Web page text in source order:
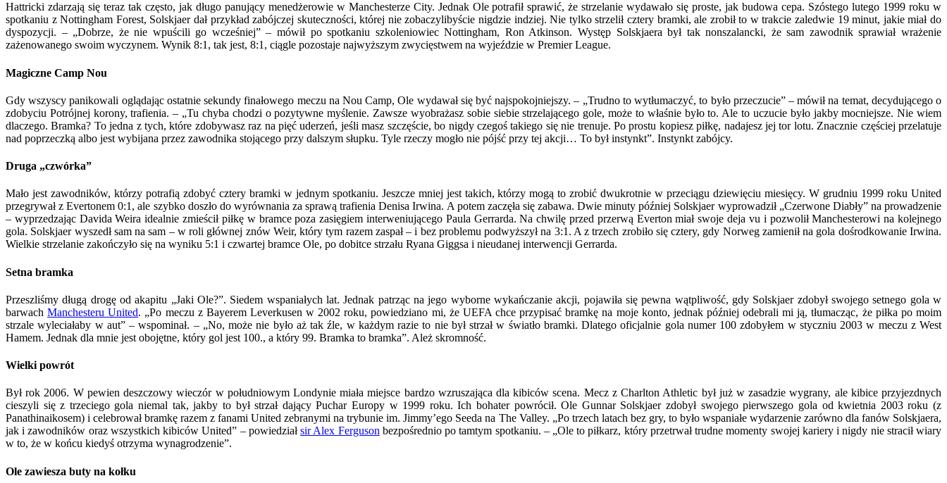
Hattricki zdarzają się teraz tak często, jak długo panujący menedżerowie w Manchesterze City. Jednak Ole potrafił sprawić, że strzelanie wydawało się proste, jak budowa cepa. Szóstego lutego 1999 roku w
spotkaniu z Nottingham Forest, Solskjaer dał przykład zabójczej skuteczności, której nie zobaczylibyście nigdzie indziej. Nie tylko strzelił cztery bramki, ale zrobił to w trakcie zaledwie 19 minut, jakie miał do
dyspozycji. – „Dobrze, że nie wpuścili go wcześniej” – mówił po spotkaniu szkoleniowiec Nottingham, Ron Atkinson. Występ Solskjaera był tak nonszalancki, że sam zawodnik sprawiał wrażenie
zażenowanego swoim wyczynem. Wynik 8:1, tak jest, 8:1, ciągle pozostaje najwyższym zwycięstwem na wyjeździe w Premier League.
Magiczne Camp Nou
Gdy wszyscy panikowali oglądając ostatnie sekundy finałowego meczu na Nou Camp, Ole wydawał się być najspokojniejszy. – „Trudno to wytłumaczyć, to było przeczucie” – mówił na temat, decydującego o
zdobyciu Potrójnej korony, trafienia. – „Tu chyba chodzi o pozytywne myślenie. Zawsze wyobrażasz sobie siebie strzelającego gole, może to właśnie było to. Ale to uczucie było jakby mocniejsze. Nie wiem
dlaczego. Bramka? To jedna z tych, które zdobywasz raz na pięć uderzeń, jeśli masz szczęście, bo nigdy czegoś takiego się nie trenuje. Po prostu kopiesz piłkę, nadajesz jej tor lotu. Znacznie częściej przelatuje
nad poprzeczką albo jest wybijana przez zawodnika stojącego przy dalszym słupku. Tyle rzeczy mogło nie pójść przy tej akcji… To był instynkt”. Instynkt zabójcy.
Druga „czwórka”
Mało jest zawodników, którzy potrafią zdobyć cztery bramki w jednym spotkaniu. Jeszcze mniej jest takich, którzy mogą to zrobić dwukrotnie w przeciągu dziewięciu miesięcy. W grudniu 1999 roku United
przegrywał z Evertonem 0:1, ale szybko doszło do wyrównania za sprawą trafienia Denisa Irwina. A potem zaczęła się zabawa. Dwie minuty później Solskjaer wyprowadził „Czerwone Diabły” na prowadzenie
– wyprzedzając Davida Weira idealnie zmieścił piłkę w bramce poza zasięgiem interweniującego Paula Gerrarda. Na chwilę przed przerwą Everton miał swoje deja vu i pozwolił Manchesterowi na kolejnego
gola. Solskjaer wyszedł sam na sam – w roli głównej znów Weir, który tym razem zaspał – i bez problemu podwyższył na 3:1. A z trzech zrobiło się cztery, gdy Norweg zamienił na gola dośrodkowanie Irwina.
Wielkie strzelanie zakończyło się na wyniku 5:1 i czwartej bramce Ole, po dobitce strzału Ryana Giggsa i nieudanej interwencji Gerrarda.
Setna bramka
Przeszliśmy długą drogę od akapitu „Jaki Ole?”. Siedem wspaniałych lat. Jednak patrząc na jego wyborne wykańczanie akcji, pojawiła się pewna wątpliwość, gdy Solskjaer zdobył swojego setnego gola w
barwachManchesteru United. „Po meczu z Bayerem Leverkusen w 2002 roku, powiedziano mi, że UEFA chce przypisać bramkę na moje konto, jednak później odebrali mi ją, tłumacząc, że piłka po moim
strzale wyleciałaby w aut” – wspominał. – „No, może nie było aż tak źle, w każdym razie to nie był strzał w światło bramki. Dlatego oficjalnie gola numer 100 zdobyłem w styczniu 2003 w meczu z West
Hamem. Jednak dla mnie jest obojętne, który gol jest 100., a który 99. Bramka to bramka”. Ależ skromność.
Wielki powrót
Był rok 2006. W pewien deszczowy wieczór w południowym Londynie miała miejsce bardzo wzruszająca dla kibiców scena. Mecz z Charlton Athletic był już w zasadzie wygrany, ale kibice przyjezdnych
cieszyli się z trzeciego gola niemal tak, jakby to był strzał dający Puchar Europy w 1999 roku. Ich bohater powrócił. Ole Gunnar Solskjaer zdobył swojego pierwszego gola od kwietnia 2003 roku (z
Panathinaikosem) i celebrował bramkę razem z fanami United zebranymi na trybunie im. Jimmy’ego Seeda na The Valley. „Po trzech latach bez gry, to było wspaniałe wydarzenie zarówno dla fanów Solskjaera,
jak i zawodników oraz wszystkich kibiców United” – powiedziałsir Alex Fergusonbezpośrednio po tamtym spotkaniu. – „Ole to piłkarz, który przetrwał trudne momenty swojej kariery i nigdy nie stracił wiary
w to, że w końcu kiedyś otrzyma wynagrodzenie”.
Ole zawiesza buty na kołku